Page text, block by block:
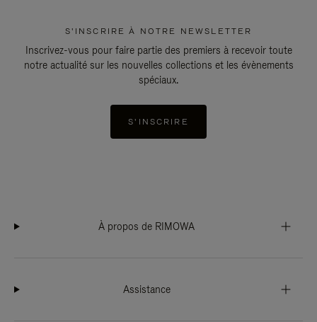
S'INSCRIRE À NOTRE NEWSLETTER
Inscrivez-vous pour faire partie des premiers à recevoir toute
notre actualité sur les nouvelles collections et les évènements
spéciaux.
S'INSCRIRE
À propos de RIMOWA
Assistance